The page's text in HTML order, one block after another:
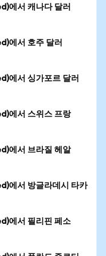
서 캐나다 달러
에서 호주 달러
서 싱가포르 달러
에서 스위스 프랑
에서 브라질 헤알
서 방글라데시 타카
에서 필리핀 페소